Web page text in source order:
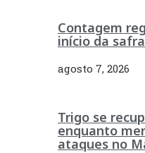
Contagem
início da
agosto 7, 2026
Trigo se
enquanto
ataques no